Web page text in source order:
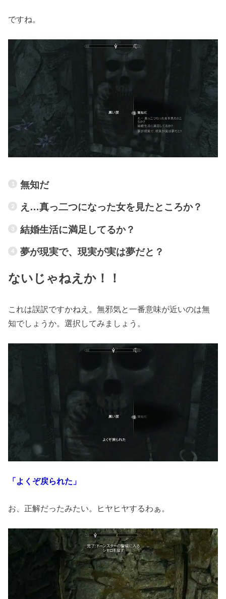
ですね。
無知だ
え…真っ二つになった女を見たところか？
結婚生活に満足してるか？
夢が現実で、現実が実は夢だと？
ないじゃねえか！！
これは誤訳ですかねえ。無邪気と一番意味が近いのは無
知でしょうか。選択してみましょう。
「よくぞ戻られた」
お、正解だったみたい。ヒヤヒヤするわぁ。